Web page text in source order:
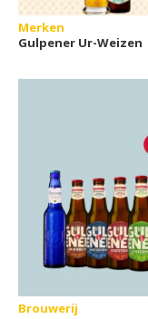
Merken
Gulpener Ur-Weizen
Brouwerij